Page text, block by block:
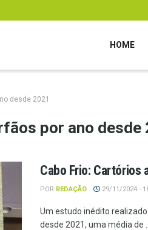
HOME
desde 2021
por ano desde
Cabo Frio: Cartórios
POR REDAÇÃO 29/11/2024 -
Um estudo inédito
desde 2021, uma média de ...